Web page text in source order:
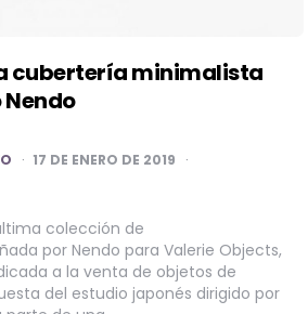
cubertería minimalista
17 DE ENERO DE 2019
colección de
por Nendo para Valerie Objects,
a la venta de objetos de
del estudio japonés dirigido por